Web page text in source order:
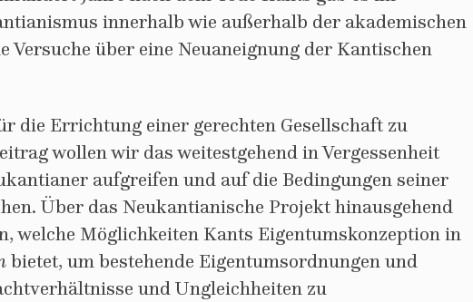
innerhalb wie außerhalb der akademischen
Versuche über eine Neuaneignung der Kantischen
die Errichtung einer gerechten Gesellschaft zu
wollen wir das weitestgehend in Vergessenheit
aufgreifen und auf die Bedingungen seiner
Über das Neukantianische Projekt hinausgehend
welche Möglichkeiten Kants Eigentumskonzeption in
bietet, um bestehende Eigentumsordnungen und
und Ungleichheiten zu